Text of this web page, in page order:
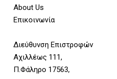
About Us
Επικοινωνία
Διεύθυνση Επιστροφών
Αχιλλέως 111,
Π.Φάληρο 17563,